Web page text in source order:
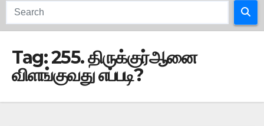
Tag:255. திருக்குர்ஆனை
விளங்குவது எப்படி?